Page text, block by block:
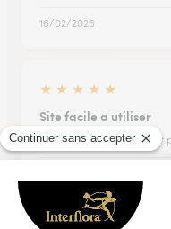
16/02/2026
★ ★ ★ ★ ★
Site facile a utiliser
Site facile a utiliser pour